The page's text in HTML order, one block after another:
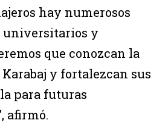
hay numerosos
universitarios y
que conozcan la
y fortalezcan sus
para futuras
afirmó.